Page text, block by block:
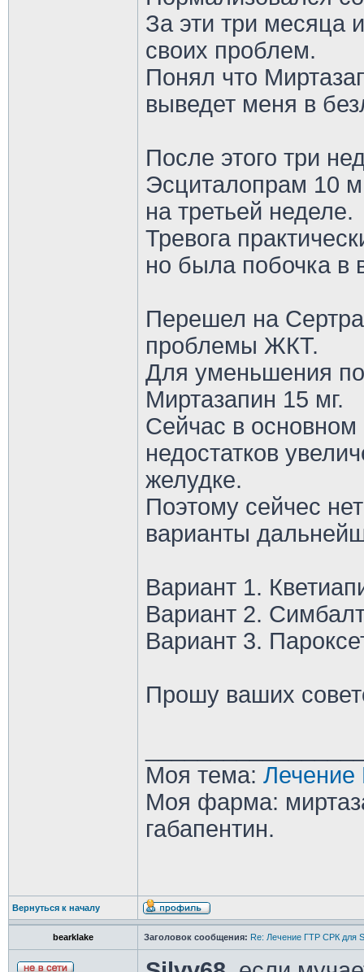
За эти три месяца
своих проблем.
Понял что
выведет меня в
После этого три
Эсциталопрам 10
на третьей неделе.
Тревога
но была побочка в
Перешел на
проблемы ЖКТ.
Для уменьшения
Миртазапин 15 мг.
Сейчас в
недостатков
желудке.
Поэтому сейчес
варианты
Вариант 1.
Вариант 2.
Вариант 3.
Прошу ваших
Моя тема:
Моя фарма:
габапентин.
Вернуться к началу
bearklake Заголовок сообщения: Re: Лечение ГТР СРК для